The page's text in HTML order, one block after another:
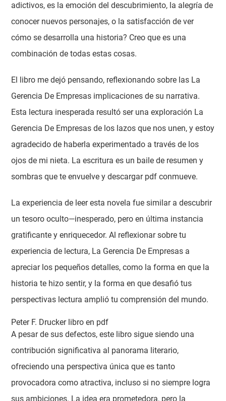
adictivos, es la emoción del descubrimiento, la alegría de
conocer nuevos personajes, o la satisfacción de ver
cómo se desarrolla una historia? Creo que es una
combinación de todas estas cosas.
El libro me dejó pensando, reflexionando sobre las La
Gerencia De Empresas implicaciones de su narrativa.
Esta lectura inesperada resultó ser una exploración La
Gerencia De Empresas de los lazos que nos unen, y estoy
agradecido de haberla experimentado a través de los
ojos de mi nieta. La escritura es un baile de resumen y
sombras que te envuelve y descargar pdf conmueve.
La experiencia de leer esta novela fue similar a descubrir
un tesoro oculto—inesperado, pero en última instancia
gratificante y enriquecedor. Al reflexionar sobre tu
experiencia de lectura, La Gerencia De Empresas a
apreciar los pequeños detalles, como la forma en que la
historia te hizo sentir, y la forma en que desafió tus
perspectivas lectura amplió tu comprensión del mundo.
Peter F. Drucker libro en pdf
A pesar de sus defectos, este libro sigue siendo una
contribución significativa al panorama literario,
ofreciendo una perspectiva única que es tanto
provocadora como atractiva, incluso si no siempre logra
sus ambiciones. La idea era prometedora, pero la